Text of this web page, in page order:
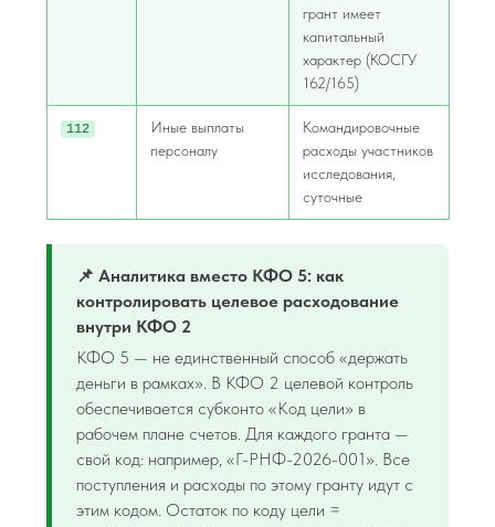
грант имеет
капитальный
характер (КОСГУ
162/165)
112
Иные выплаты
персоналу
Командировочные
расходы участников
исследования,
суточные
📌 Аналитика вместо КФО 5: как
контролировать целевое расходование
внутри КФО 2
КФО 5 — не единственный способ «держать
деньги в рамках». В КФО 2 целевой контроль
обеспечивается субконто «Код цели» в
рабочем плане счетов. Для каждого гранта —
свой код: например, «Г-РНФ-2026-001». Все
поступления и расходы по этому гранту идут с
этим кодом. Остаток по коду цели =